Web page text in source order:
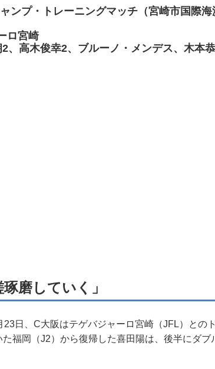
ンプ・トレーニングマッチ（宮崎市国際海
ロ宮崎
、高木俊幸2、ブルーノ・メンデス、木本
磨していく」
日、C大阪はテゲバジャーロ宮崎（JFL）との
福岡（J2）から復帰した喜田陽は、後半にダブ